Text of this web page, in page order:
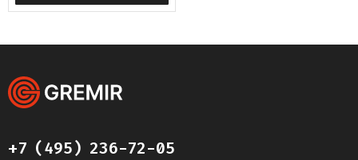
+7 (495) 236-72-05